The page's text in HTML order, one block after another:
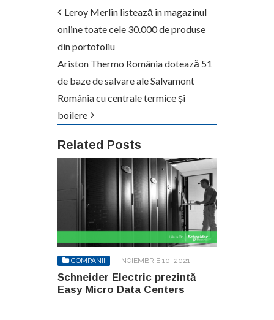
Leroy Merlin listează în magazinul
online toate cele 30.000 de produse
din portofoliu
Ariston Thermo România dotează 51
de baze de salvare ale Salvamont
România cu centrale termice și
boilere
Related Posts
COMPANII NOIEMBRIE 10, 2021
Schneider Electric prezintă
Easy Micro Data Centers